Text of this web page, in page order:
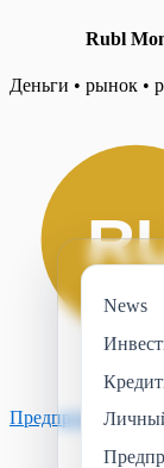
Rubl
Skip
Деньги • рынок •
News